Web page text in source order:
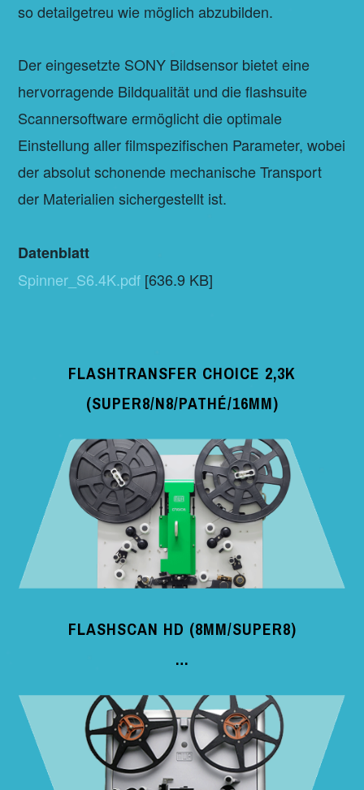
so detailgetreu wie möglich abzubilden.
Der eingesetzte SONY Bildsensor bietet eine
hervorragende Bildqualität und die flashsuite
Scannersoftware ermöglicht die optimale
Einstellung aller filmspezifischen Parameter, wobei
der absolut schonende mechanische Transport
der Materialien sichergestellt ist.
Datenblatt
Spinner_S6.4K.pdf [636.9 KB]
FLASHTRANSFER CHOICE 2,3K
(SUPER8/N8/PATHÉ/16MM)
FLASHSCAN HD (8MM/SUPER8)
…